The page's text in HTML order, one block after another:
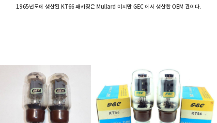
1965년도에 생산된 KT66 패키징은 Mullard 이지만 GEC 에서 생산한 OEM 관이다.